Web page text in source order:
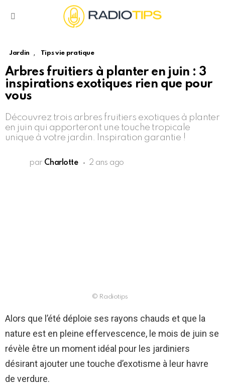
Jardin , Tips vie pratique
Arbres fruitiers à planter en juin : 3
inspirations exotiques rien que pour
vous
Découvrez trois arbres fruitiers exotiques à planter
en juin qui apporteront une touche tropicale
unique à votre jardin. Inspiration garantie !
par Charlotte 2 ans ago
© Radiotips
Alors que l’été déploie ses rayons chauds et que la
nature est en pleine effervescence, le mois de juin se
révèle être un moment idéal pour les jardiniers
désirant ajouter une touche d’exotisme à leur havre
de verdure.